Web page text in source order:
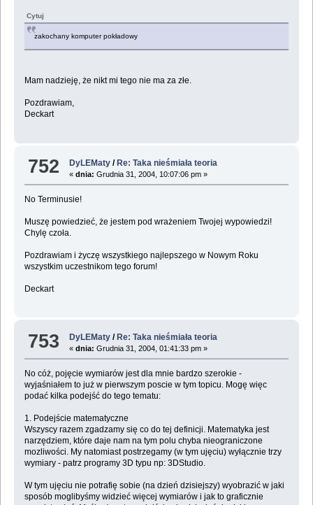
Cytuj
zakochany komputer pokładowy
Mam nadzieję, że nikt mi tego nie ma za złe.
Pozdrawiam,
Deckart
752 DyLEMaty /Re: Taka nieśmiała teoria
«dnia: Grudnia 31, 2004, 10:07:06 pm »
No Terminusie!
Muszę powiedzieć, że jestem pod wrażeniem Twojej wypowiedzi!
Chylę czoła.
Pozdrawiam i życzę wszystkiego najlepszego w Nowym Roku
wszystkim uczestnikom tego forum!
Deckart
753 DyLEMaty / Re: Taka nieśmiała teoria
«dnia: Grudnia 31, 2004, 01:41:33 pm »
No cóż, pojęcie wymiarów jest dla mnie bardzo szerokie -
wyjaśniałem to już w pierwszym poscie w tym topicu. Mogę więc
podać kilka podejść do tego tematu:
1. Podejście matematyczne
Wszyscy razem zgadzamy się co do tej definicji. Matematyka jest
narzędziem, które daje nam na tym polu chyba nieograniczone
mozliwości. My natomiast postrzegamy (w tym ujęciu) wyłącznie trzy
wymiary - patrz programy 3D typu np: 3DStudio.
W tym ujęciu nie potrafię sobie (na dzień dzisiejszy) wyobrazić w jaki
sposób moglibyśmy widzieć więcej wymiarów i jak to graficznie